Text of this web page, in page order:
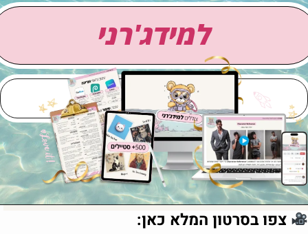
למידג'רני
גרסת האלפא בלבד »
צפו בסרטון המלא כאן: